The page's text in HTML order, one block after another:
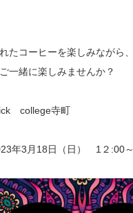
たコーヒーを楽しみながら
一緒に楽しみませんか？
college寺町
年3月18日（日） 1２:00